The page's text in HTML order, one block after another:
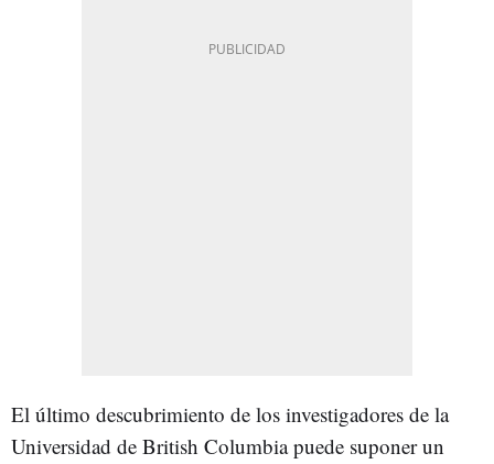
El último descubrimiento de los investigadores de la
Universidad de British Columbia puede suponer un